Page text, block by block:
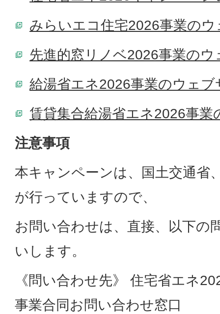
みらいエコ住宅2026事業の
先進的窓リノベ2026事業のウ
給湯省エネ2026事業のウェブ
賃貸集合給湯省エネ2026事業
注意事項
本キャンペーンは、国土交通省
が行っていますので、
お問い合わせは、直接、以下の
いします。
《問い合わせ先》 住宅省エネ
事業合同お問い合わせ窓口